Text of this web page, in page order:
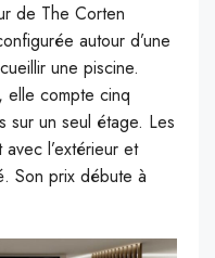
de The Corten
autour d’une
une piscine.
elle compte cinq
sur un seul étage. Les
l’extérieur et
Son prix débute à